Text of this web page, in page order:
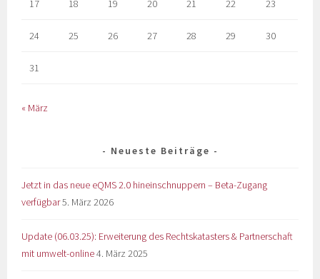
17 18 19 20 21 22 23
24 25 26 27 28 29 30
31
« März
Neueste Beiträge
Jetzt in das neue eQMS 2.0 hineinschnuppern – Beta-Zugang
verfügbar5. März 2026
Update (06.03.25): Erweiterung des Rechtskatasters & Partnerschaft
mit umwelt-online4. März 2025